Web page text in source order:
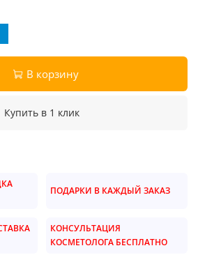
В корзину
Купить в 1 клик
ПОДАРКИ В КАЖДЫЙ ЗАКАЗ
КОНСУЛЬТАЦИЯ
КОСМЕТОЛОГА БЕСПЛАТНО